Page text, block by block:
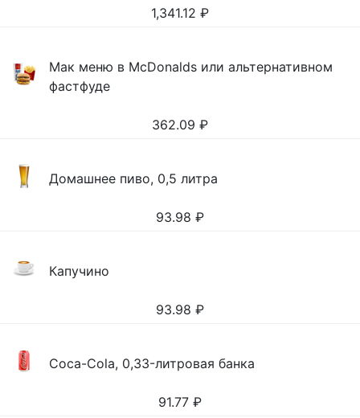
1,341.12 ₽
Мак меню в McDonalds или альтернативном
фастфуде
362.09 ₽
Домашнее пиво, 0,5 литра
93.98 ₽
Капучино
93.98 ₽
Coca-Cola, 0,33-литровая банка
91.77 ₽